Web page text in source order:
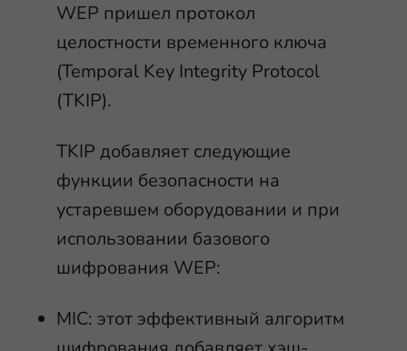
WEP пришел протокол
целостности временного ключа
(Temporal Key Integrity Protocol
(TKIP).
TKIP добавляет следующие
функции безопасности на
устаревшем оборудовании и при
использовании базового
шифрования WEP:
MIC: этот эффективный алгоритм